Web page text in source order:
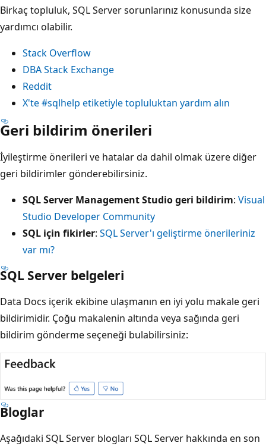
Birkaç topluluk, SQL Server sorunlarınız konusunda size
yardımcı olabilir.
Stack Overflow
DBA Stack Exchange
Reddit
X'te #sqlhelp etiketiyle topluluktan yardım alın
Geri bildirim önerileri
İyileştirme önerileri ve hatalar da dahil olmak üzere diğer
geri bildirimler gönderebilirsiniz.
SQL Server Management Studio geri bildirim: Visual
Studio Developer Community
SQL için fikirler: SQL Server'ı geliştirme önerileriniz
var mı?
SQL Server belgeleri
Data Docs içerik ekibine ulaşmanın en iyi yolu makale geri
bildirimidir. Çoğu makalenin altında veya sağında geri
bildirim gönderme seçeneği bulabilirsiniz:
Bloglar
Aşağıdaki SQL Server blogları SQL Server hakkında en son